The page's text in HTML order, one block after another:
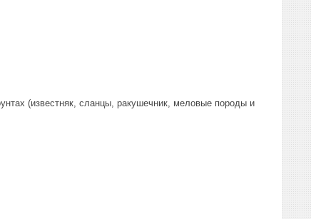
(известняк, сланцы, ракушечник, меловые породы и